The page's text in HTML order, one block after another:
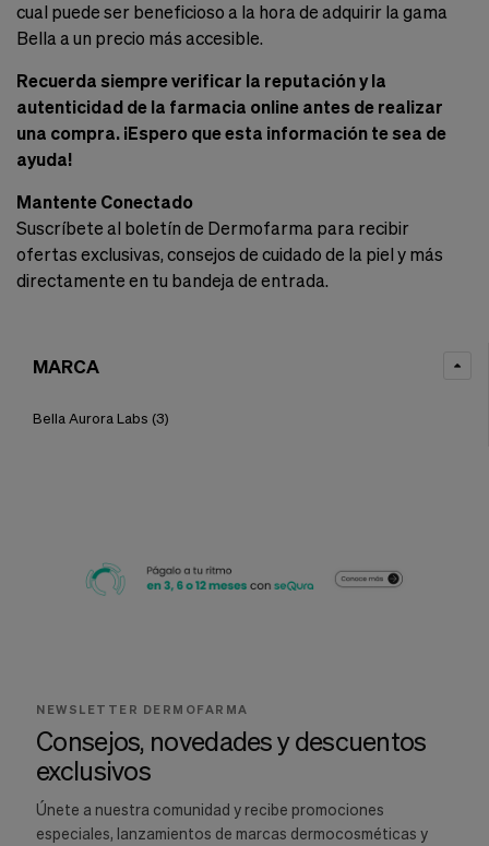
cual puede ser beneficioso a la hora de adquirir la gama
Bella a un precio más accesible.
Recuerda siempre verificar la reputación y la
autenticidad de la farmacia online antes de realizar
una compra. ¡Espero que esta información te sea de
ayuda!
Mantente Conectado
Suscríbete al boletín de Dermofarma para recibir
ofertas exclusivas, consejos de cuidado de la piel y más
directamente en tu bandeja de entrada.
MARCA
Bella Aurora Labs (3)
NEWSLETTER DERMOFARMA
Consejos, novedades y descuentos
exclusivos
Únete a nuestra comunidad y recibe promociones
especiales, lanzamientos de marcas dermocosméticas y